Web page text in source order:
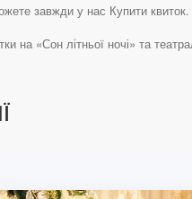
завжди у нас Купити квиток.
на «Сон літньої ночі» та